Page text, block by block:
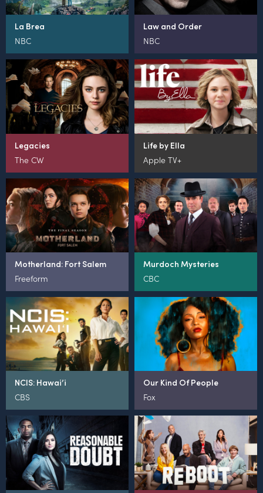
La Brea
NBC
Law and Order
NBC
Legacies
The CW
Life by Ella
Apple TV+
Motherland: Fort Salem
Freeform
Murdoch Mysteries
CBC
NCIS: Hawai’i
CBS
Our Kind Of People
Fox